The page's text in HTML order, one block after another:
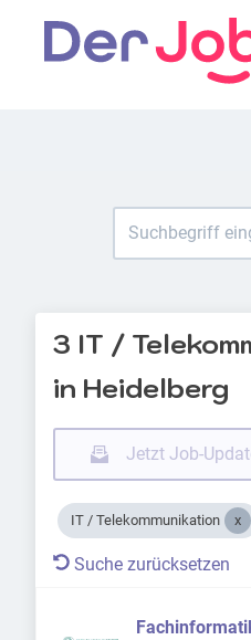
3 IT /
in Heidelberg
Jetzt Job-
IT / Telekommunikation
Suche zurücksetzen